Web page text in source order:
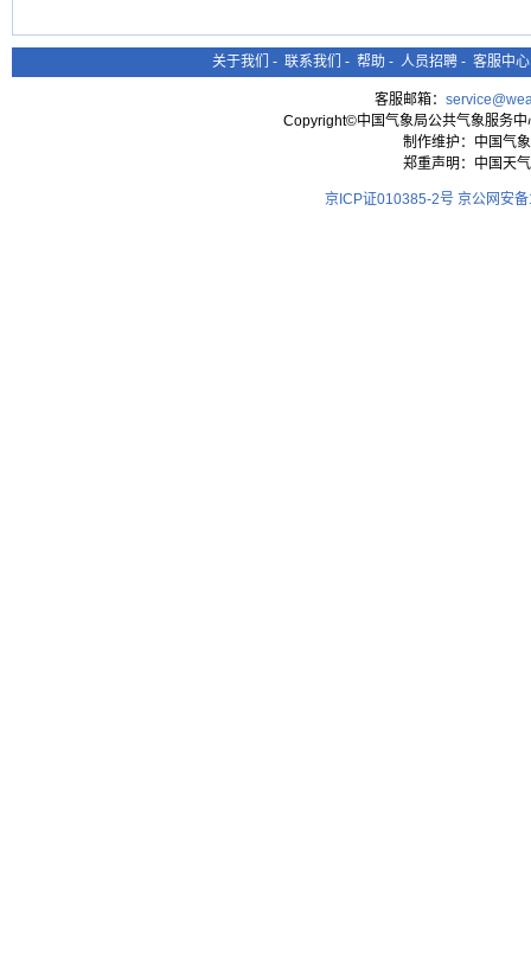
关于我们 - 联系我们 - 帮助 - 人员招聘 - 客服中心
客服邮箱：
Copyright©中国气象局公共气象服务
制作维护：中国气
郑重声明：中国天
京ICP证010385-2号 京公网安